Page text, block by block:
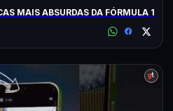
MAIS ABSURDAS DA FÓRMULA 1